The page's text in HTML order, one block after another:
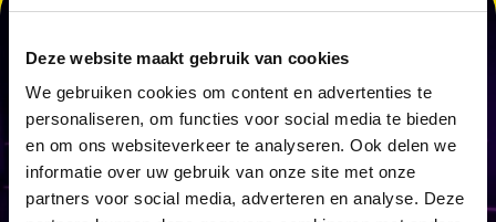
Deze website maakt gebruik van cookies
We gebruiken cookies om content en advertenties te
personaliseren, om functies voor social media te bieden
en om ons websiteverkeer te analyseren. Ook delen we
informatie over uw gebruik van onze site met onze
partners voor social media, adverteren en analyse. Deze
Songwriting for Kids
Theatergroep theater + zang & dans
Modern jazz 11-16 jaar
Modern jazz 18+
Edelsmeden